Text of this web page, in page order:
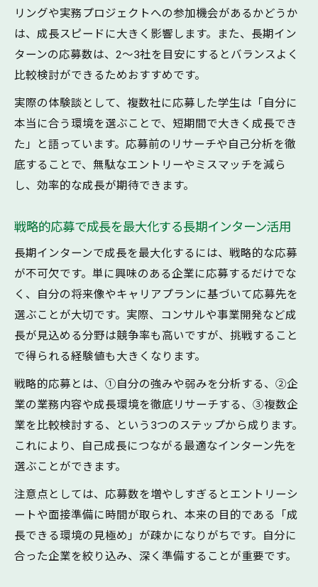
リングや実務プロジェクトへの参加機会があるかどうか
は、成長スピードに大きく影響します。また、長期イン
ターンの応募数は、2〜3社を目安にするとバランスよく
比較検討ができるためおすすめです。
実際の体験談として、複数社に応募した学生は「自分に
本当に合う環境を選ぶことで、短期間で大きく成長でき
た」と語っています。応募前のリサーチや自己分析を徹
底することで、無駄なエントリーやミスマッチを減ら
し、効率的な成長が期待できます。
戦略的応募で成長を最大化する長期インターン活用
長期インターンで成長を最大化するには、戦略的な応募
が不可欠です。単に興味のある企業に応募するだけでな
く、自分の将来像やキャリアプランに基づいて応募先を
選ぶことが大切です。実際、コンサルや事業開発など成
長が見込める分野は競争率も高いですが、挑戦すること
で得られる経験値も大きくなります。
戦略的応募とは、①自分の強みや弱みを分析する、②企
業の業務内容や成長環境を徹底リサーチする、③複数企
業を比較検討する、という3つのステップから成ります。
これにより、自己成長につながる最適なインターン先を
選ぶことができます。
注意点としては、応募数を増やしすぎるとエントリーシ
ートや面接準備に時間が取られ、本来の目的である「成
長できる環境の見極め」が疎かになりがちです。自分に
合った企業を絞り込み、深く準備することが重要です。